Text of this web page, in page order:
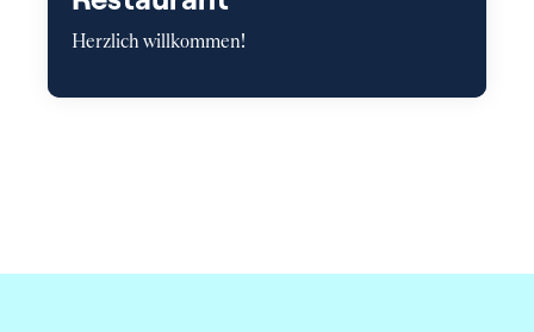
Herzlich willkommen!